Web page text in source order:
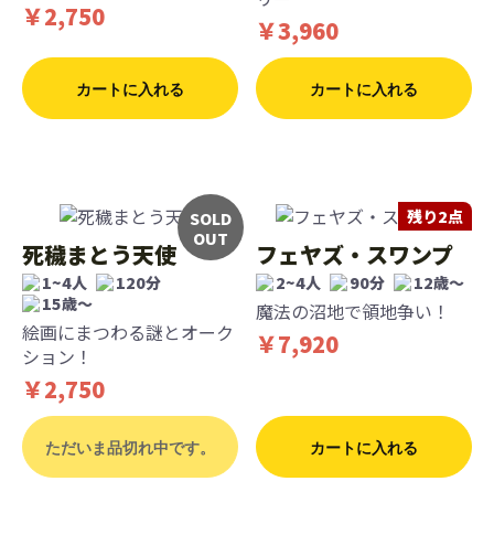
￥2,750
カートに入れる
￥3,960
カートに入れる
SOLD
OUT
死穢まとう天使
1~4人
120分
15歳〜
絵画にまつわる謎とオーク
ション！
￥2,750
ただいま品切れ中です。
残り2点
フェヤズ・スワンプ
2~4人 90分 12歳〜
魔法の沼地で領地争い！
￥7,920
カートに入れる